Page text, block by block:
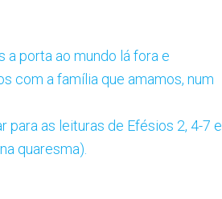
a porta ao mundo lá fora e
com a família que amamos, num
para as leituras de Efésios 2, 4-7 e
quaresma).